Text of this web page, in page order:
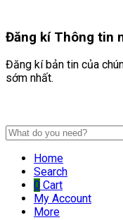
Đăng kíThông tin
Đăng kí bản tin của
sớm nhất.
Home
Search
0 Cart
My Account
More